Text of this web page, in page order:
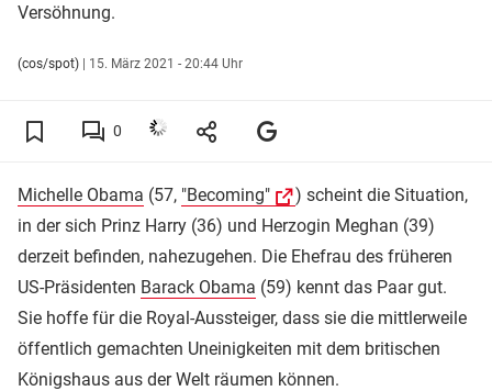
Versöhnung.
(cos/spot) | 15. März 2021 - 20:44 Uhr
0
Michelle Obama (57, "Becoming"
) scheint die Situation,
in der sich Prinz Harry (36) und Herzogin Meghan (39)
derzeit befinden, nahezugehen. Die Ehefrau des früheren
US-Präsidenten Barack Obama (59) kennt das Paar gut.
Sie hoffe für die Royal-Aussteiger, dass sie die mittlerweile
öffentlich gemachten Uneinigkeiten mit dem britischen
Königshaus aus der Welt räumen können.